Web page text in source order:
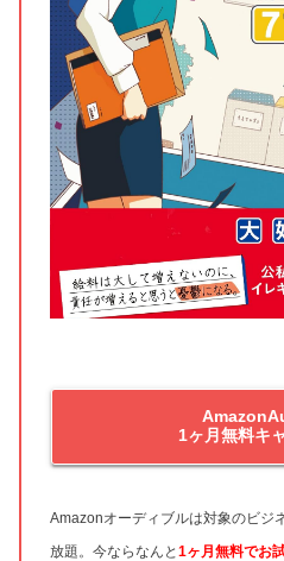
1ヶ月無料キ
Amazonオーディブルは対象のビジ
放題。今ならなんと 1ヶ月無料でお